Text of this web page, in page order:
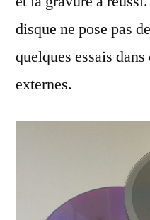
disque ne pose pas
quelques essais
externes.